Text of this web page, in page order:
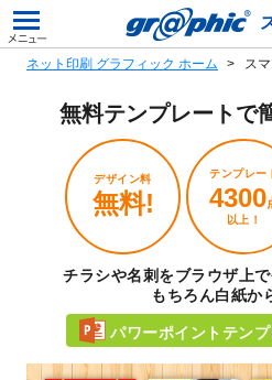
ネット印刷 グラフィック ホーム ス
無料テンプレートで
デザイン料
無料!
テンプレー
4300
以上！
チラシや名刺をブラウザ上で
もちろん白紙か
パワーポイントテン